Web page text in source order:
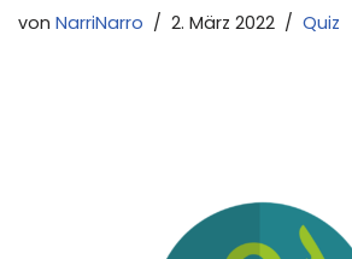
von NarriNarro 2. März 2022 Quiz